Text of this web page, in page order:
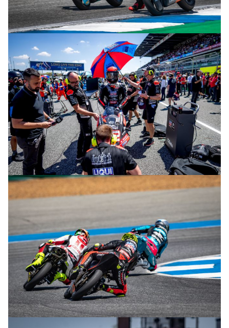
© R. Lekl & S. Wobser